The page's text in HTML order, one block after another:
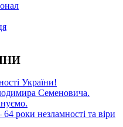
України!
Семеновича.
роки незламності та віри